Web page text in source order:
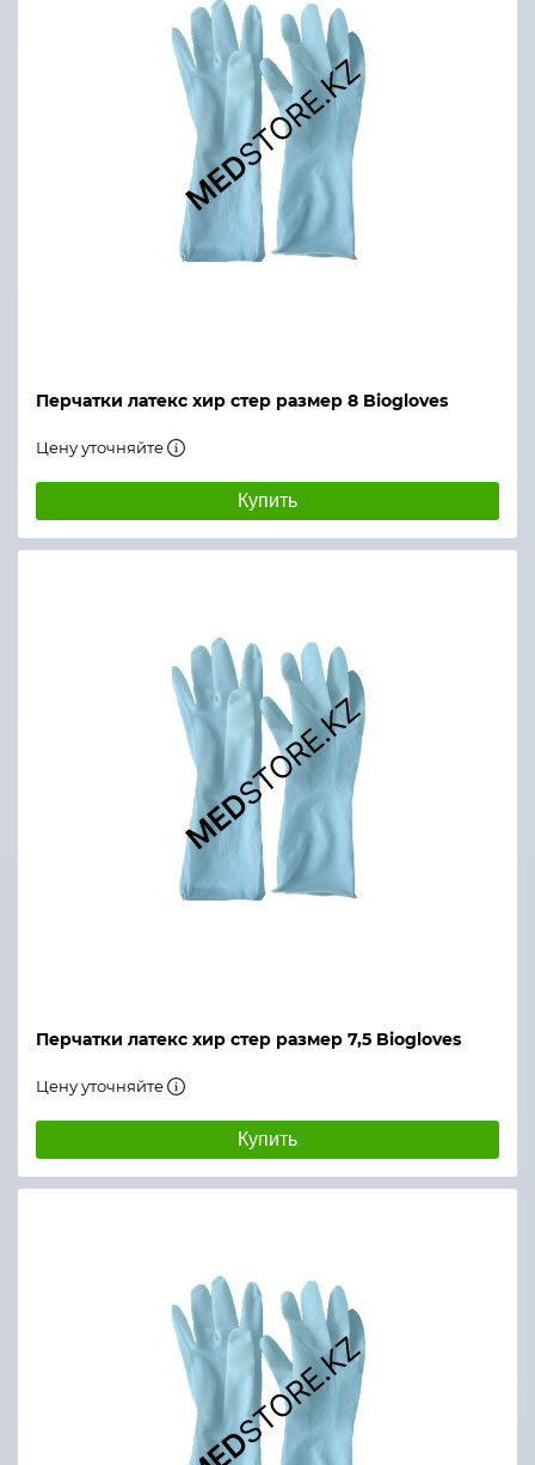
Перчатки латекс хир стер размер 8 Biogloves
Цену уточняйте
Купить
Перчатки латекс хир стер размер 7,5 Biogloves
Цену уточняйте
Купить